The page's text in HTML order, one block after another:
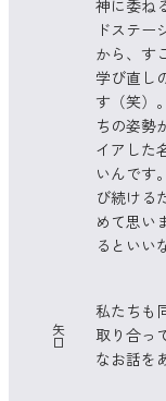
神に委ね
ドステー
から、す
学び直し
す（笑）
ちの姿勢
イアした
いんです
び続ける
めて思い
るといい
矢
口
私たちも
取り合っ
なお話を